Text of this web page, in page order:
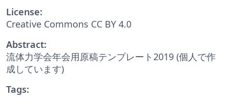
License:
Creative Commons CC BY 4.0
Abstract:
流体力学会年会用原稿テンプレート2019 (個人で作
成しています)
Tags: